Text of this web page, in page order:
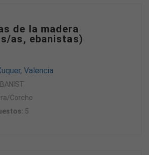
de la madera
as, ebanistas)
Valencia
Corcho
5